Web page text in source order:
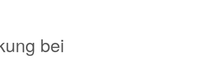
bei